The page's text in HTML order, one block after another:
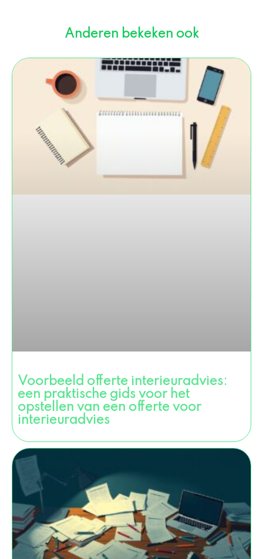
Anderen bekeken ook
Voorbeeld offerte interieuradvies:
een praktische gids voor het
opstellen van een offerte voor
interieuradvies